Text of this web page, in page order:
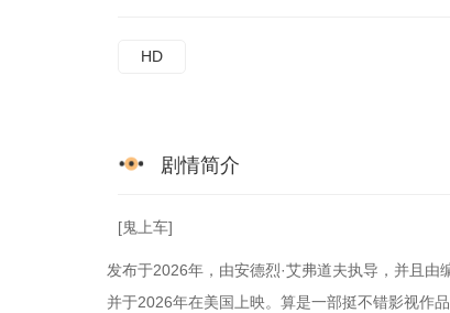
HD
剧情简介
[鬼上车]
发布于2026年，由安德烈·艾弗道夫执导，并且由
并于2026年在美国上映。算是一部挺不错影视作